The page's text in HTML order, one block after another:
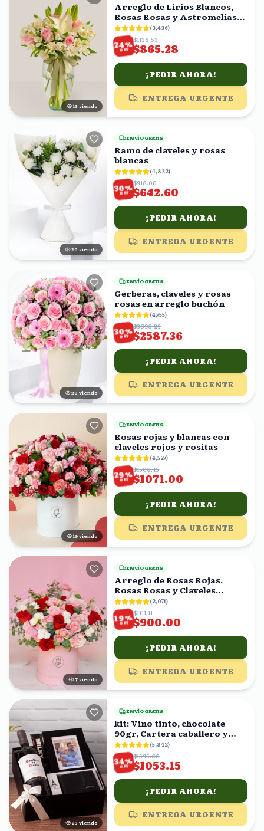
13 viendo
Arreglo de Lirios Blancos,
Rosas Rosas y Astromelias
en Florero
(3,436)
24%
OFF
$1138.53
$865.28
¡PEDIR AHORA!
ENTREGA URGENTE
20 viendo
ENVÍO GRATIS
Ramo de claveles y rosas
blancas
(4,832)
30%
OFF
$918.00
$642.60
¡PEDIR AHORA!
ENTREGA URGENTE
20 viendo
ENVÍO GRATIS
Gerberas, claveles y rosas
rosas en arreglo buchón
(4,755)
30%
OFF
$3696.23
$2587.36
¡PEDIR AHORA!
ENTREGA URGENTE
19 viendo
ENVÍO GRATIS
Rosas rojas y blancas con
claveles rojos y rositas
(4,527)
29%
OFF
$1508.45
$1071.00
¡PEDIR AHORA!
ENTREGA URGENTE
7 viendo
ENVÍO GRATIS
Arreglo de Rosas Rojas,
Rosas Rosas y Claveles
Blancos en Caja Rosa
(2,071)
19%
OFF
$1111.11
$900.00
¡PEDIR AHORA!
ENTREGA URGENTE
23 viendo
ENVÍO GRATIS
kit: Vino tinto, chocolate
90gr, Cartera caballero y
fotografía en caja
(5,842)
34%
OFF
$1595.68
$1053.15
¡PEDIR AHORA!
ENTREGA URGENTE